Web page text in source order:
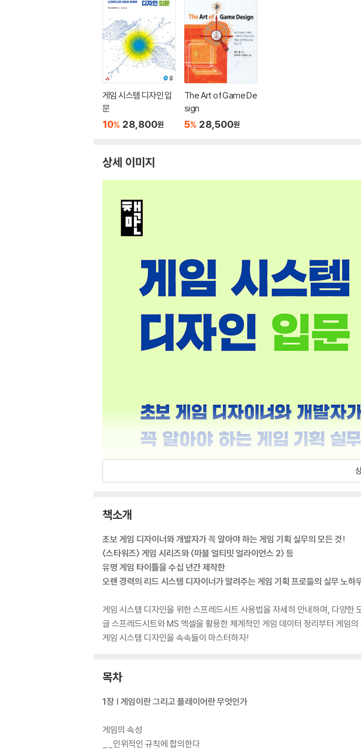
게임 시스템 디자인 입
문
10% 28,800원
The Art of Game De
sign
5% 28,500원
상세 이미지
책소개
초보 게임 디자이너와 개발자가 꼭 알아야 하는 게임 기획 실무의 모든 것!
〈스타워즈〉 게임 시리즈와 〈마블 얼티밋 얼라이언스 2〉 등
유명 게임 타이틀을 수십 년간 제작한
오랜 경력의 리드 시스템 디자이너가 알려주는 게임 기획 프로들의 실무 노하
게임 시스템 디자인을 위한 스프레드시트 사용법을 자세히 안내하며, 다양
글 스프레드시트와 MS 엑셀을 활용한 체계적인 게임 데이터 정리부터 게임
게임 시스템 디자인을 속속들이 마스터하자!
목차
1장 | 게임이란 그리고 플레이어란 무엇인가
게임의 속성
__인위적인 규칙에 합의한다